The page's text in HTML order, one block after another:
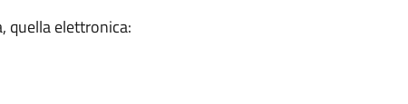
quella elettronica: